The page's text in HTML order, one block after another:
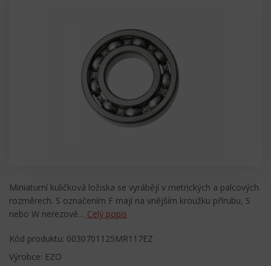
Miniaturní kuličková ložiska se vyrábějí v metrických a palcových
rozměrech. S označením F mají na vnějším kroužku přírubu, S
nebo W nerezové… Celý popis
Kód produktu: 0030701125MR117EZ
Výrobce: EZO